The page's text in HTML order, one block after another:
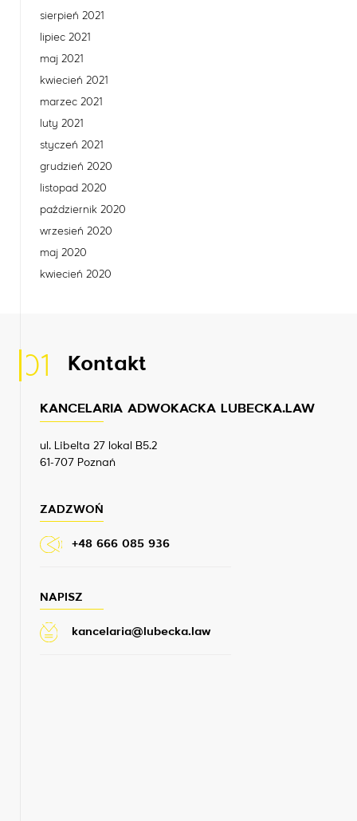
sierpień 2021
lipiec 2021
maj 2021
kwiecień 2021
marzec 2021
luty 2021
styczeń 2021
grudzień 2020
listopad 2020
październik 2020
wrzesień 2020
maj 2020
kwiecień 2020
01 Kontakt
KANCELARIA ADWOKACKA LUBECKA.LAW
ul. Libelta 27 lokal B5.2
61-707 Poznań
ZADZWOŃ
+48 666 085 936
NAPISZ
kancelaria@lubecka.law